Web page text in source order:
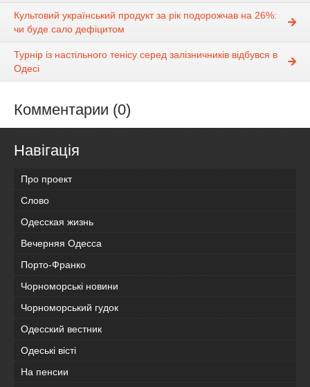
Культовий український продукт за рік подорожчав на 26%:
чи буде сало дефіцитом
Турнір із настільного тенісу серед залізничників відбувся в
Одесі
Комментарии (0)
Навігація
Про проект
Слово
Одесская жизнь
Вечерняя Одесса
Порто-Франко
Чорноморські новини
Чорноморський гудок
Одесский вестник
Одеськi вiстi
На пенсии